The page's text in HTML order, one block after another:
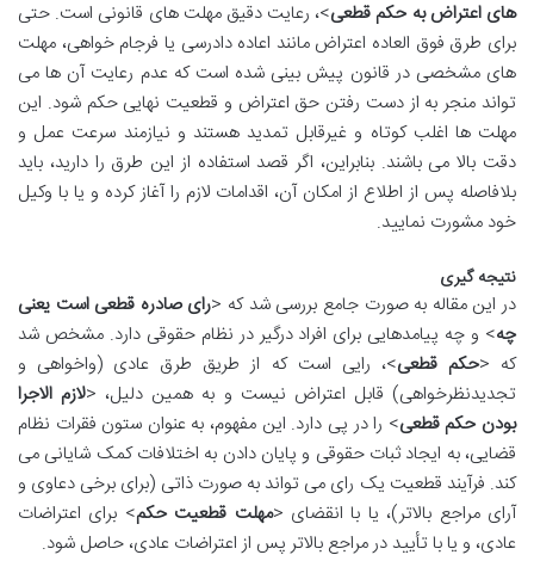
های اعتراض به حکم قطعی>، رعایت دقیق مهلت های قانونی است. حتی
برای طرق فوق العاده اعتراض مانند اعاده دادرسی یا فرجام خواهی، مهلت
های مشخصی در قانون پیش بینی شده است که عدم رعایت آن ها می
تواند منجر به از دست رفتن حق اعتراض و قطعیت نهایی حکم شود. این
مهلت ها اغلب کوتاه و غیرقابل تمدید هستند و نیازمند سرعت عمل و
دقت بالا می باشند. بنابراین، اگر قصد استفاده از این طرق را دارید، باید
بلافاصله پس از اطلاع از امکان آن، اقدامات لازم را آغاز کرده و یا با وکیل
خود مشورت نمایید.
نتیجه گیری
در این مقاله به صورت جامع بررسی شد که <رای صادره قطعی است یعنی
چه> و چه پیامدهایی برای افراد درگیر در نظام حقوقی دارد. مشخص شد
که <حکم قطعی>، رایی است که از طریق طرق عادی (واخواهی و
تجدیدنظرخواهی) قابل اعتراض نیست و به همین دلیل، <لازم الاجرا
بودن حکم قطعی> را در پی دارد. این مفهوم، به عنوان ستون فقرات نظام
قضایی، به ایجاد ثبات حقوقی و پایان دادن به اختلافات کمک شایانی می
کند. فرآیند قطعیت یک رای می تواند به صورت ذاتی (برای برخی دعاوی و
آرای مراجع بالاتر)، یا با انقضای <مهلت قطعیت حکم> برای اعتراضات
عادی، و یا با تأیید در مراجع بالاتر پس از اعتراضات عادی، حاصل شود.